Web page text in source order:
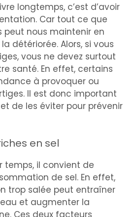
longtemps, c’est d’avoir
Car tout ce que
peut nous maintenir en
détériorée. Alors, si vous
vous ne devez surtout
santé. En effet, certains
à provoquer ou
Il est donc important
de les éviter pour prévenir
en sel
temps, il convient de
de sel. En effet,
trop salée peut entraîner
et augmenter la